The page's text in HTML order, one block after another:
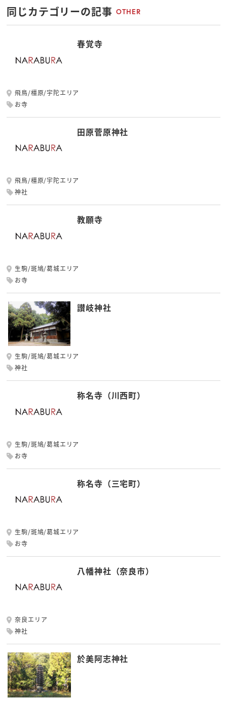
同じカテゴリーの記事 OTHER
春覚寺
飛鳥/橿原/宇陀エリア
お寺
田原菅原神社
飛鳥/橿原/宇陀エリア
神社
教願寺
生駒/斑鳩/葛城エリア
お寺
讃岐神社
生駒/斑鳩/葛城エリア
神社
称名寺（川西町）
生駒/斑鳩/葛城エリア
お寺
称名寺（三宅町）
生駒/斑鳩/葛城エリア
お寺
八幡神社（奈良市）
奈良エリア
神社
於美阿志神社